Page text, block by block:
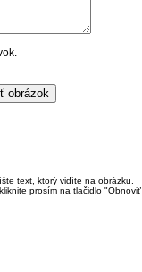
text, ktorý vidíte na obrázku.
prosím na tlačidlo "Obnoviť